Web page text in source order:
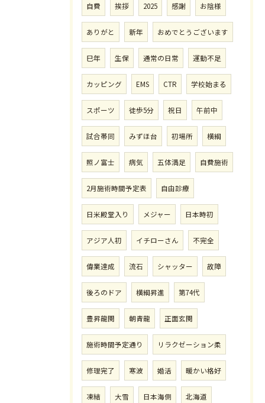
自費 挨拶 2025 感謝 お陰様
ありがと 新年 おめでとうございます
巳年 生保 通常の日常 運動不足
カッピング EMS CTR 学校始まる
スポーツ 徒歩5分 祝日 午前中
試合帯同 みずほ台 初場所 横綱
照ノ富士 病気 五体満足 自費施術
2月施術時間予定表 自由診療
日米殿堂入り メジャー 日本時初
アジア人初 イチローさん 不完全
偉業達成 流石 シャッター 故障
後ろのドア 横綱昇進 第74代
豊昇龍関 朝青龍 正面玄関
施術時間予定通り リラクゼーション柔
修理完了 寒波 婚活 暖かい格好
凍結 大雪 日本海側 北海道